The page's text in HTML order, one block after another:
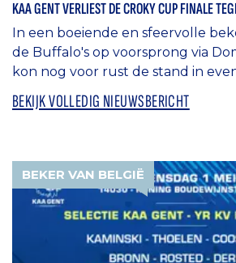
KAA GENT VERLIEST DE CROKY CUP FINALE
In een boeiende en sfeervolle
de Buffalo's op voorsprong via
kon nog voor rust de stand in
BEKIJK VOLLEDIG NIEUWSBERICHT
BEKER VAN BELGIË